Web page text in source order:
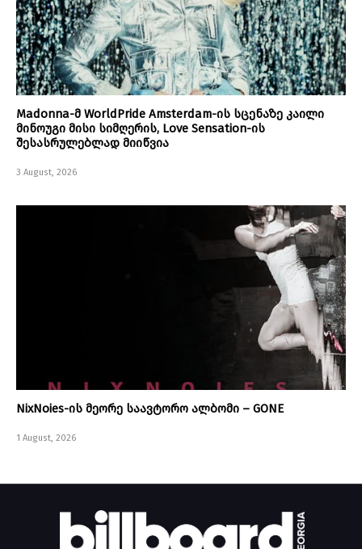
Madonna-მ WorldPride Amsterdam-ის სცენაზე კაილი
მინოუგი მისი სიმღერის, Love Sensation-ის
შესასრულებლად მიიწვია
3 August, 2026
NixNoies-ის მეორე საავტორო ალბომი – GONE
1 August, 2026